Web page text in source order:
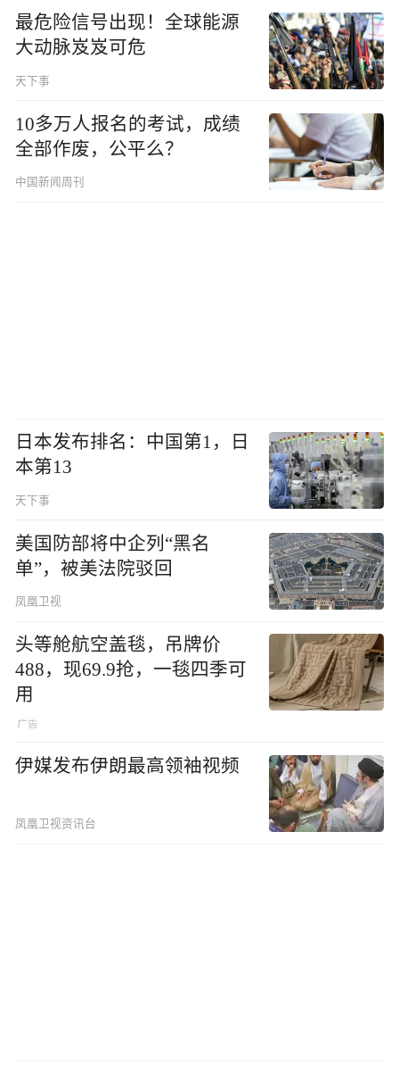
最危险信号出现！全球能源
大动脉岌岌可危
天下事
10多万人报名的考试，成绩
全部作废，公平么？
中国新闻周刊
日本发布排名：中国第1，日
本第13
天下事
美国防部将中企列“黑名
单”，被美法院驳回
凤凰卫视
头等舱航空盖毯，吊牌价
488，现69.9抢，一毯四季可
用
伊媒发布伊朗最高领袖视频
凤凰卫视资讯台